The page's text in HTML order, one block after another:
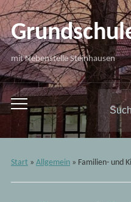
mit Nebenstelle Steinhausen
Toggle
mobile
menu
Search
for:
Start» Allgemein» Familien- und